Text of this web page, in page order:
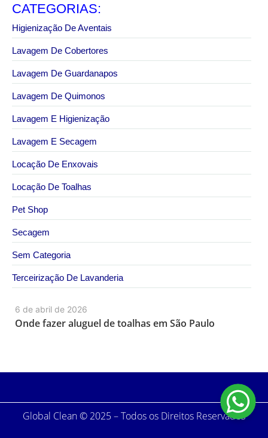
6 de abril de 2026
Onde fazer aluguel de toalhas em São Paulo
CATEGORIAS:
Higienização De Aventais
Lavagem De Cobertores
Lavagem De Guardanapos
Lavagem De Quimonos
Lavagem E Higienização
Lavagem E Secagem
Locação De Enxovais
Locação De Toalhas
Pet Shop
Secagem
Sem Categoria
Terceirização De Lavanderia
Global Clean © 2025 – Todos os Direitos Reservados